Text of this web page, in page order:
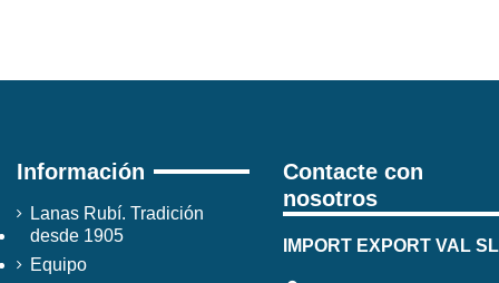
Información
Lanas Rubí. Tradición
desde 1905
Equipo
Contacte con
nosotros
IMPORT EXPORT VAL SL